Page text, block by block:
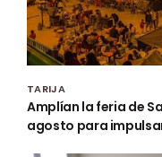
TARIJA
Amplían la feria de
agosto para